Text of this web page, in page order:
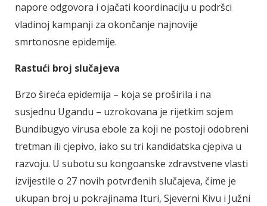
napore odgovora i ojačati koordinaciju u podršci
vladinoj kampanji za okončanje najnovije
smrtonosne epidemije.
Rastući broj slučajeva
Brzo šireća epidemija – koja se proširila i na
susjednu Ugandu – uzrokovana je rijetkim sojem
Bundibugyo virusa ebole za koji ne postoji odobreni
tretman ili cjepivo, iako su tri kandidatska cjepiva u
razvoju. U subotu su kongoanske zdravstvene vlasti
izvijestile o 27 novih potvrđenih slučajeva, čime je
ukupan broj u pokrajinama Ituri, Sjeverni Kivu i Južni